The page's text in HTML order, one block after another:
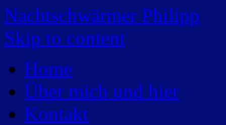
Nachtschwärmer Philipp
Skip to content
Home
Über mich und hier
Kontakt